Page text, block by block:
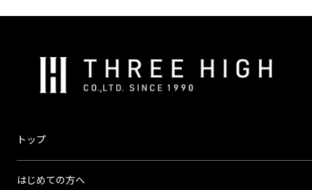
ス
ハ
トップ
はじめての方へ